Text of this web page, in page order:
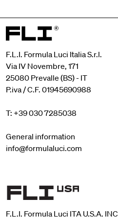
F.L.I. Formula Luci Italia S.r.l.
Via IV Novembre, 171
25080 Prevalle (BS) - IT
P.iva / C.F. 01945690988
T: +39 030 7285038
General information
info@formulaluci.com
F.L.I. Formula Luci ITA U.S.A. INC